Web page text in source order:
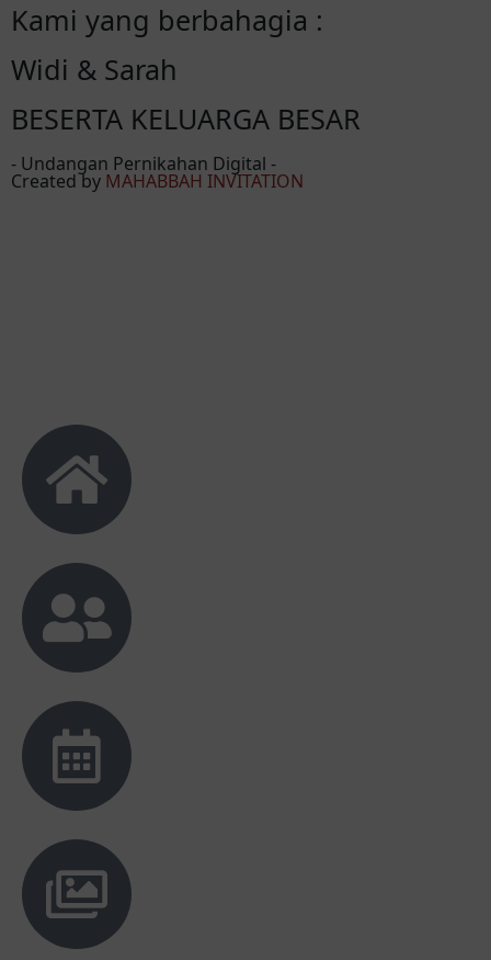
Kami yang berbahagia :
Widi & Sarah
BESERTA KELUARGA BESAR
- Undangan Pernikahan Digital -
Created by MAHABBAH INVITATION